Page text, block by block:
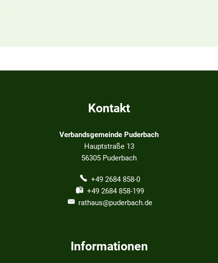
Kontakt
Verbandsgemeinde Puderbach
Hauptstraße 13
56305 Puderbach
+49 2684 858-0
+49 2684 858-199
rathaus@puderbach.de
Informationen